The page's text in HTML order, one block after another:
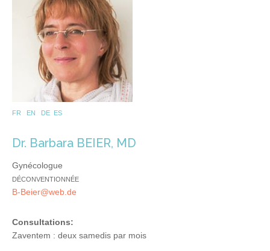
FR EN DE ES
Dr. Barbara BEIER, MD
Gynécologue
DÉCONVENTIONNÉE
B-Beier@web.de
Consultations:
Zaventem : deux samedis par mois